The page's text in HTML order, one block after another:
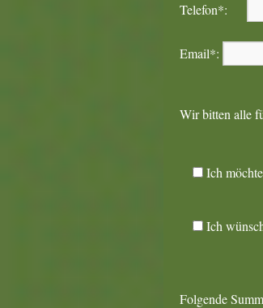
Telefon*:
Email*:
Wir bitten alle
Ich
Ich
Folgende